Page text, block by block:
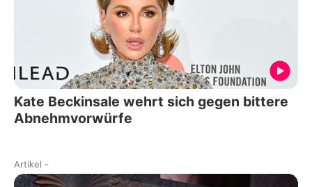
Kate Beckinsale wehrt sich gegen bittere
Abnehmvorwürfe
Artikel -